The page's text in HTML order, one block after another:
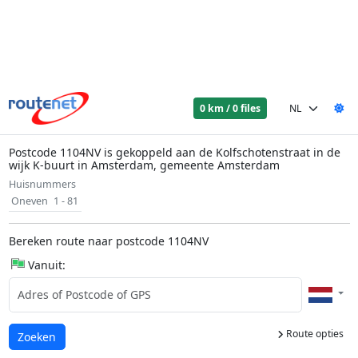
0 km / 0 files
Postcode 1104NV is gekoppeld aan de Kolfschotenstraat in de
wijk K-buurt in Amsterdam, gemeente Amsterdam
Huisnummers
Oneven 1 - 81
Bereken route naar postcode 1104NV
Vanuit:
Route opties
Laden...
Zoeken